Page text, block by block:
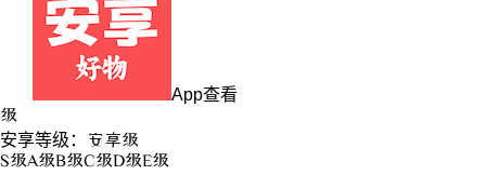
App查看
级
安享等级： 安享级
S级A级B级C级D级E级